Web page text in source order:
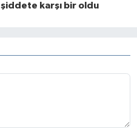
şiddete karşı bir oldu